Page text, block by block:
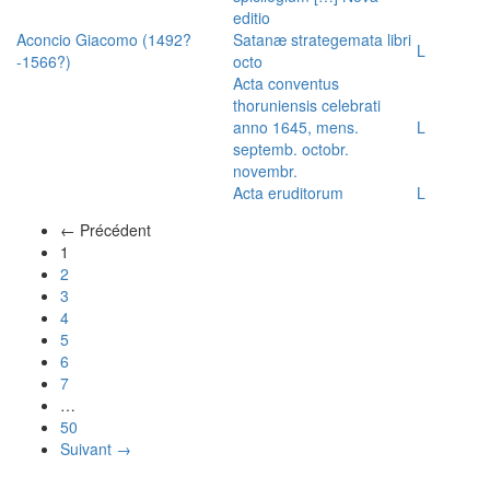
editio
Aconcio Giacomo (1492?
-1566?)
Satanæ strategemata libri
octo
L
Acta conventus
thoruniensis celebrati
anno 1645, mens.
septemb. octobr.
novembr.
L
Acta eruditorum
L
← Précédent
1
2
3
4
5
6
7
…
50
Suivant →